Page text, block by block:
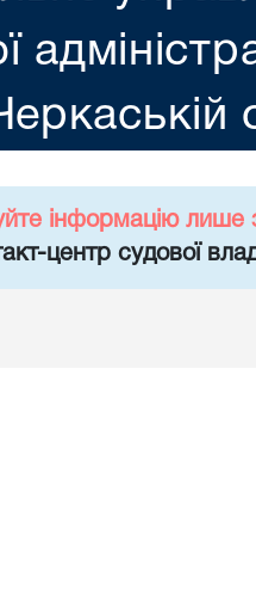
інформацію лише
центр судової